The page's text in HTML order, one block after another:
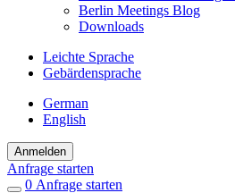
Berlin Meetings Blog
Downloads
Leichte Sprache
Gebärdensprache
German
English
Anmelden
Anfrage starten
0 Einträge
Anfrage starten